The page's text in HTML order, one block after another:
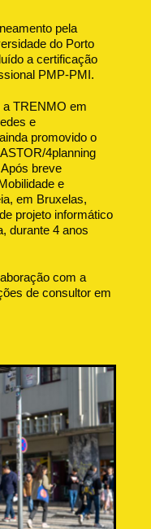
pela
do Porto
a certificação
PMP-PMI.
a TRENMO em
e
promovido o
4planning
breve
e
em Bruxelas,
projeto informático
durante 4 anos
com a
de consultor em